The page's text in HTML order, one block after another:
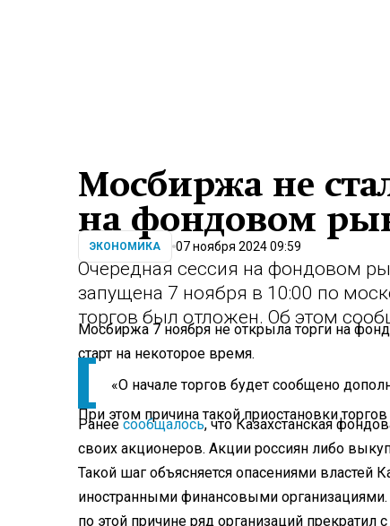
Мосбиржа не
на фондовом
ЭКОНОМИКА 07 ноября 2024 09:59
Очередная сессия на фондовом
запущена 7 ноября в 10:00 по
торгов был отложен. Об этом
Мосбиржа 7 ноября не открыла торги на
старт на некоторое время.
«О начале торгов будет сообщено
При этом причина такой приостановки
Ранеесообщалось, что Казахстанская
своих акционеров. Акции россиян либо
Такой шаг объясняется опасениями властей
иностранными финансовыми
по этой причине ряд организаций прекратил с